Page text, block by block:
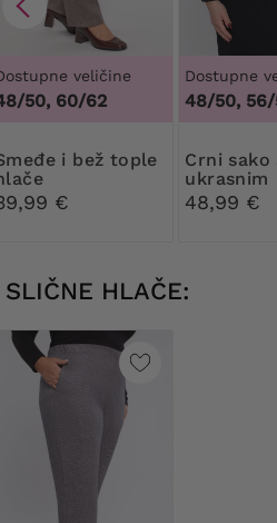
veličine
50, 60/62
tople
€
Dostupne
48/50,
Crni sako s
ukrasnim
gumbima
48,99 €
SLIČNE HLAČE: